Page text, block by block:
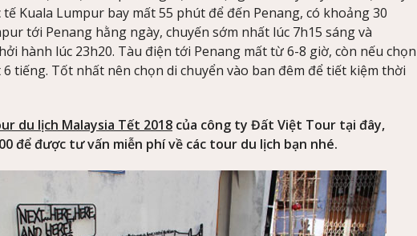
Kuala Lumpur bay mất 55 phút để đến Penang, có khoảng 30
tới Penang hằng ngày, chuyến sớm nhất lúc 7h15 sáng và
hành lúc 23h20. Tàu điện tới Penang mất từ 6-8 giờ, còn nếu chọn
6 tiếng. Tốt nhất nên chọn di chuyển vào ban đêm để tiết kiệm thời
du lịch Malaysia Tết 2018 của công ty Đất Việt Tour tại đây,
để được tư vấn miễn phí về các tour du lịch bạn nhé.